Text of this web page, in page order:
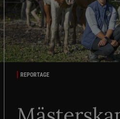
REPORTAGE